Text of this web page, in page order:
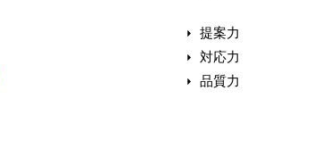
提案力
対応力
品質力